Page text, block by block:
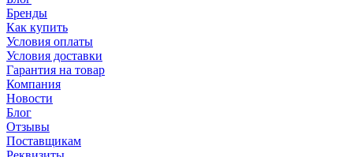
Бренды
Как купить
Условия оплаты
Условия доставки
Гарантия на товар
Компания
Новости
Блог
Отзывы
Поставщикам